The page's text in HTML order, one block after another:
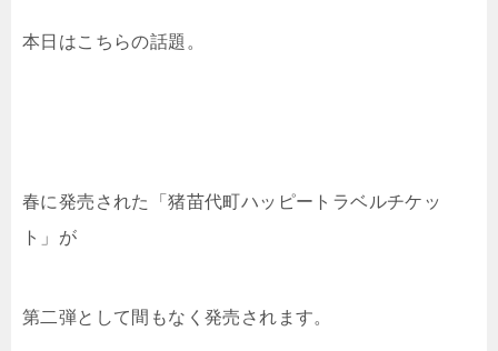
本日はこちらの話題。
春に発売された「猪苗代町ハッピートラベルチケッ
ト」が
第二弾として間もなく発売されます。